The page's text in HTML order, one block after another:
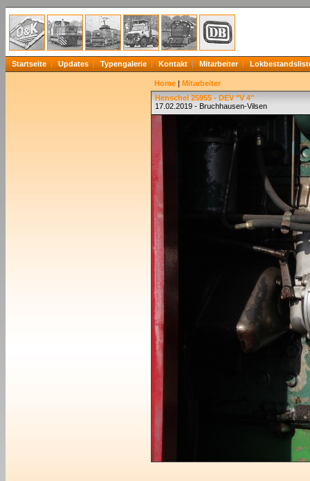
Startseite Updates Typengalerie Kontakt Mitarbeiter
Home | Mitarbeiter
Henschel 25955 - DEV "V 4"
17.02.2019 - Bruchhausen-Vilsen